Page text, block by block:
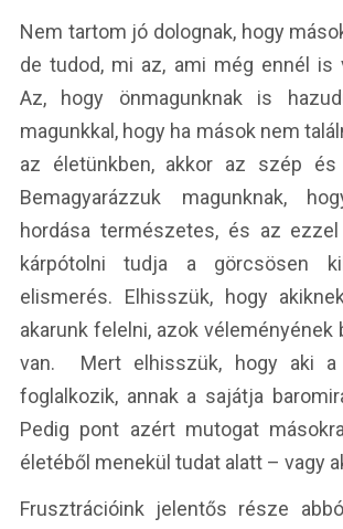
Nem tartom jó dolognak, hogy
de tudod, mi az, ami még ennél is
Az, hogy önmagunknak is
magunkkal, hogy ha mások nem
az életünkben, akkor az szép
Bemagyarázzuk magunknak,
hordása természetes, és az
kárpótolni tudja a görcsösen
elismerés. Elhisszük, hogy
akarunk felelni, azok véleményének
van. Mert elhisszük, hogy aki a
foglalkozik, annak a sajátja
Pedig pont azért mutogat
életéből menekül tudat alatt – vagy
Frusztrációink jelentős része